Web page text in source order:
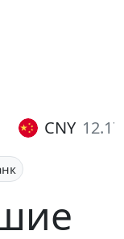
CNY 12.17